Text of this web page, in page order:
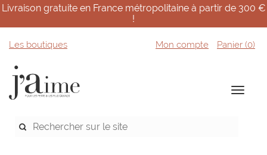
Livraison gratuite en France métropolitaine à partir de 300 €
!
Les boutiques Mon compte Panier (0)